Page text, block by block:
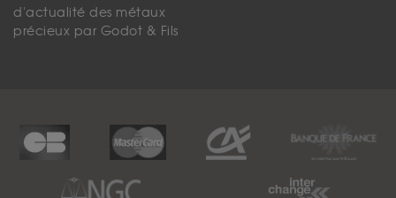
d'actualité des métaux
précieux par Godot & Fils